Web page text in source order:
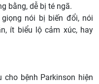
bằng, dễ bị té ngã.
nói bị biến đổi, nói
ít biểu lộ cảm xúc, hay
bệnh Parkinson hiện